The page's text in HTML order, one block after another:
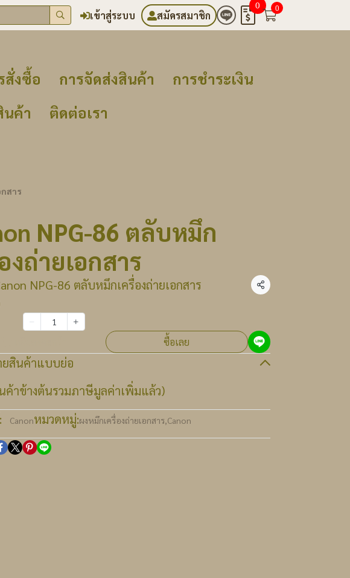
เข้าสู่ระบบ สมัครสมาชิก
0 0
สั่งซื้อ การจัดส่งสินค้า
การชำระเงิน
นค้า
ติดต่อเรา
สาร
NPG-86 ตลับหมึก
งถ่ายเอกสาร
NPG-86 ตลับหมึกเครื่องถ่ายเอกสาร แชร์
ซื้อเลย
ยสินค้าแบบย่อ
ค้าข้างต้นรวมภาษีมูลค่าเพิ่มแล้ว)
Canonหมวดหมู่:ผงหมึกเครื่องถ่ายเอกสาร,Canon